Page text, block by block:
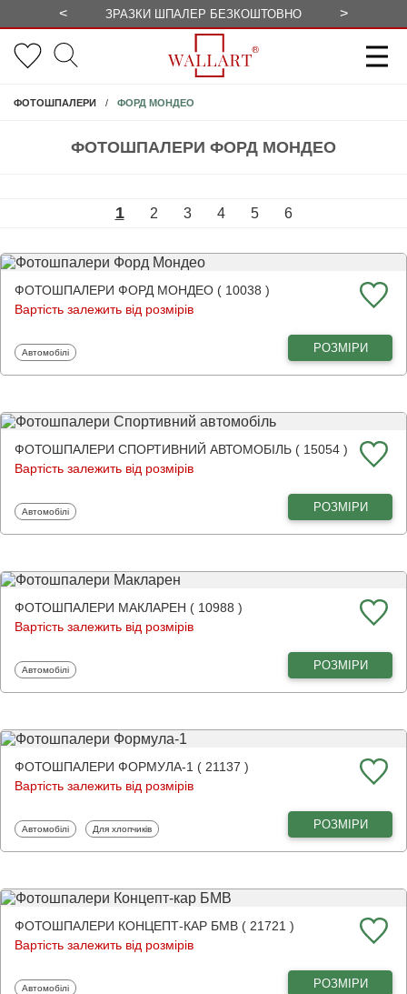
< ЗРАЗКИ ШПАЛЕР БЕЗКОШТОВНО >
ФОТОШПАЛЕРИ ФОРД МОНДЕО
ФОТОШПАЛЕРИ ФОРД МОНДЕО
1 2 3 4 5 6
ФОТОШПАЛЕРИ ФОРД МОНДЕО ( 10038 )
Вартість залежить від розмірів
Фотошпалери
Автомобілі РОЗМІРИ
ФОТОШПАЛЕРИ СПОРТИВНИЙ АВТОМОБІЛЬ ( 15054 )
Вартість залежить від розмірів
Фотошпалери
Автомобілі РОЗМІРИ
ФОТОШПАЛЕРИ МАКЛАРЕН ( 10988 )
Вартість залежить від розмірів
Фотошпалери
Автомобілі РОЗМІРИ
ФОТОШПАЛЕРИ ФОРМУЛА-1 ( 21137 )
Вартість залежить від розмірів
Фотошпалери
Автомобілі Фотошпалери
Для хлопчиків РОЗМІРИ
ФОТОШПАЛЕРИ КОНЦЕПТ-КАР БМВ ( 21721 )
Вартість залежить від розмірів
Фотошпалери
Автомобілі РОЗМІРИ